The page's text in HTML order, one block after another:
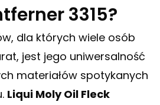
3315?
dla których wiele osób
jest jego uniwersalność
materiałów spotykanych
Liqui Moly Oil Fleck